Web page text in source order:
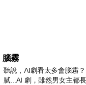
腦霧
聽說，AI劇看太多會腦霧
膩...AI 劇，雖然男女主都